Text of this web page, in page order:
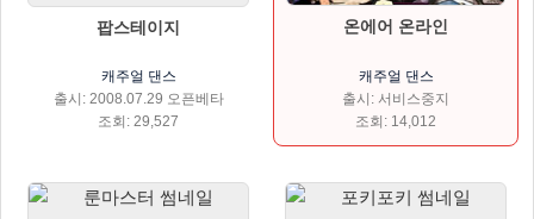
팝스테이지
캐주얼 댄스
출시: 2008.07.29 오픈베타
조회: 29,527
온에어 온라인
캐주얼 댄스
출시: 서비스중지
조회: 14,012